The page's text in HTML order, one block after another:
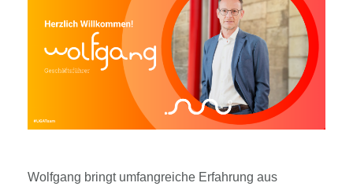
Wolfgang bringt umfangreiche Erfahrung aus